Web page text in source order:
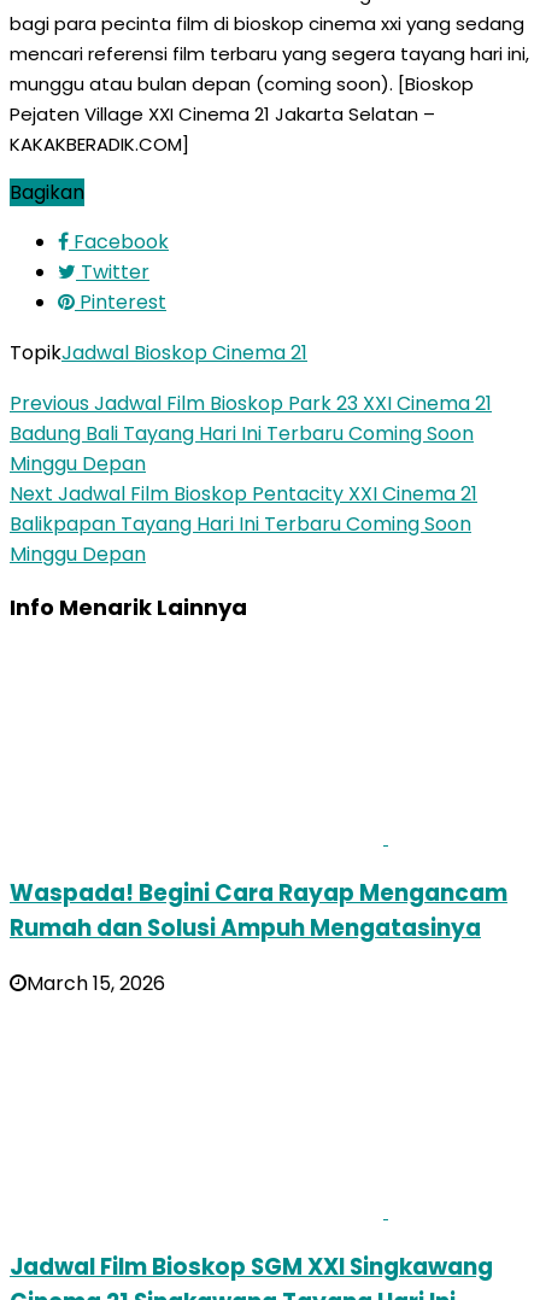
bagi para pecinta film di bioskop cinema xxi yang sedang
mencari referensi film terbaru yang segera tayang hari ini,
munggu atau bulan depan (coming soon). [Bioskop
Pejaten Village XXI Cinema 21 Jakarta Selatan –
KAKAKBERADIK.COM]
Bagikan
Facebook
Twitter
Pinterest
TopikJadwal Bioskop Cinema 21
PreviousJadwal Film Bioskop Park 23 XXI Cinema 21
Badung Bali Tayang Hari Ini Terbaru Coming Soon
Minggu Depan
Next Jadwal Film Bioskop Pentacity XXI Cinema 21
Balikpapan Tayang Hari Ini Terbaru Coming Soon
Minggu Depan
Info Menarik Lainnya
Waspada! Begini Cara Rayap Mengancam
Rumah dan Solusi Ampuh Mengatasinya
March 15, 2026
Jadwal Film Bioskop SGM XXI Singkawang